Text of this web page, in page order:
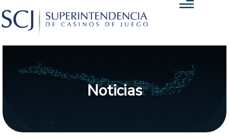
Noticias